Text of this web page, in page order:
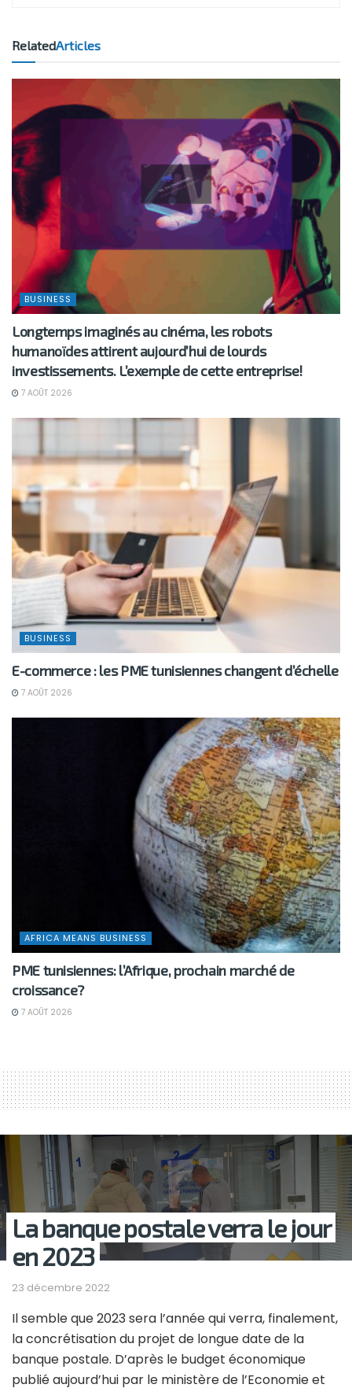
RelatedArticles
BUSINESS
Longtemps imaginés au cinéma, les robots
humanoïdes attirent aujourd’hui de lourds
investissements. L’exemple de cette entreprise!
7 AOÛT 2026
BUSINESS
E-commerce : les PME tunisiennes changent d’échelle
7 AOÛT 2026
AFRICA MEANS BUSINESS
PME tunisiennes: l’Afrique, prochain marché de
croissance?
7 AOÛT 2026
La banque postale verra le jour
en 2023
23 décembre 2022
Il semble que 2023 sera l’année qui verra, finalement,
la concrétisation du projet de longue date de la
banque postale. D’après le budget économique
publié aujourd’hui par le ministère de l’Economie et